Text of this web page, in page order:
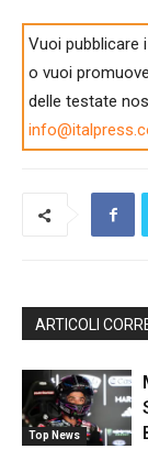
Vuoi pubblicare
o vuoi
delle testate
ARTICOLI
Top News